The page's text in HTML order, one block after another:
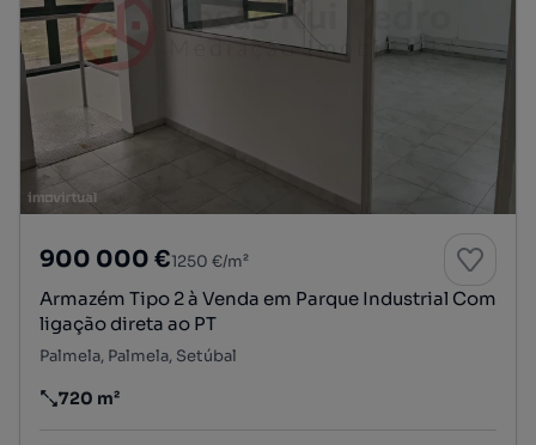
900 000 €1250 €/m²
Armazém Tipo 2 à Venda em Parque Industrial Com
ligação direta ao PT
Palmela, Palmela, Setúbal
Preço por metro quadrado
720 m²